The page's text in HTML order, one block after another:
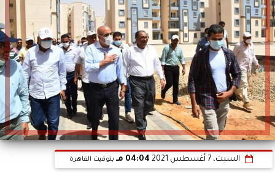
السبت، 7 أغسطس 2021 04:04 مـ بتوقيت القاهرة